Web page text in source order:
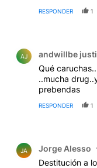
RESPONDER 1
AJ andwillbe
Qué
..mucha
prebendas
RESPONDER 1
JA Jorge Alesso
Destitución a